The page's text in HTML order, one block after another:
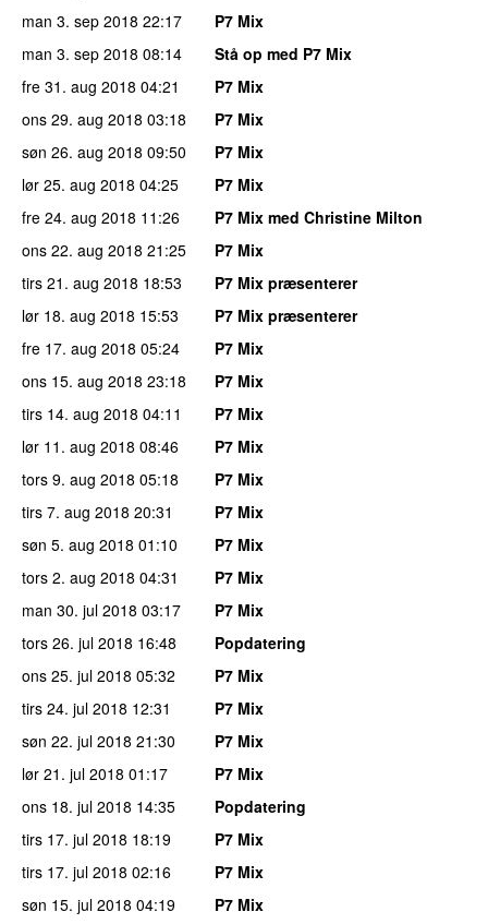
man 3. sep 2018 22:17
P7 Mix
man 3. sep 2018 08:14
Stå op med P7 Mix
fre 31. aug 2018 04:21
P7 Mix
ons 29. aug 2018 03:18
P7 Mix
søn 26. aug 2018 09:50
P7 Mix
lør 25. aug 2018 04:25
P7 Mix
fre 24. aug 2018 11:26
P7 Mix med Christine Milton
ons 22. aug 2018 21:25
P7 Mix
tirs 21. aug 2018 18:53
P7 Mix præsenterer
lør 18. aug 2018 15:53
P7 Mix præsenterer
fre 17. aug 2018 05:24
P7 Mix
ons 15. aug 2018 23:18
P7 Mix
tirs 14. aug 2018 04:11
P7 Mix
lør 11. aug 2018 08:46
P7 Mix
tors 9. aug 2018 05:18
P7 Mix
tirs 7. aug 2018 20:31
P7 Mix
søn 5. aug 2018 01:10
P7 Mix
tors 2. aug 2018 04:31
P7 Mix
man 30. jul 2018 03:17
P7 Mix
tors 26. jul 2018 16:48
Popdatering
ons 25. jul 2018 05:32
P7 Mix
tirs 24. jul 2018 12:31
P7 Mix
søn 22. jul 2018 21:30
P7 Mix
lør 21. jul 2018 01:17
P7 Mix
ons 18. jul 2018 14:35
Popdatering
tirs 17. jul 2018 18:19
P7 Mix
tirs 17. jul 2018 02:16
P7 Mix
søn 15. jul 2018 04:19
P7 Mix